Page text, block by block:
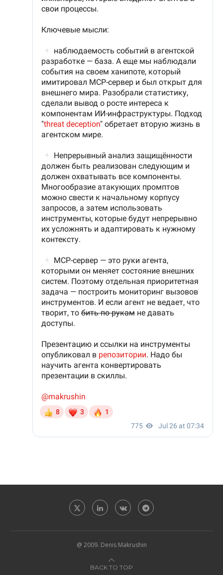
@ 2009. Denis Makrushin
BACK TO TOP